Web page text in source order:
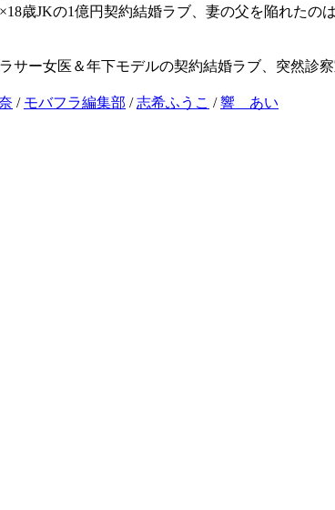
歳JKの1億円契約結婚ラブ、妻の父を陥れた
サー女医＆年下モデルの契約結婚ラブ、突然診
/ モバフラ編集部 /志希ふうこ /響 あい